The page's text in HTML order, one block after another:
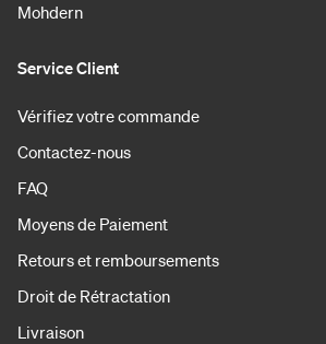
Mohdern
Service Client
Vérifiez votre commande
Contactez-nous
FAQ
Moyens de Paiement
Retours et remboursements
Droit de Rétractation
Livraison